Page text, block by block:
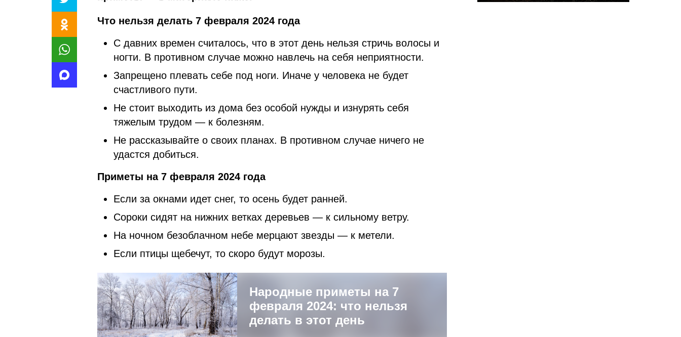
Что нельзя делать 7 февраля 2024 года
С давних времен считалось, что в этот день нельзя стричь волосы и
ногти. В противном случае можно навлечь на себя неприятности.
Запрещено плевать себе под ноги. Иначе у человека не будет
счастливого пути.
Не стоит выходить из дома без особой нужды и изнурять себя
тяжелым трудом — к болезням.
Не рассказывайте о своих планах. В противном случае ничего не
удастся добиться.
Приметы на 7 февраля 2024 года
Если за окнами идет снег, то осень будет ранней.
Сороки сидят на нижних ветках деревьев — к сильному ветру.
На ночном безоблачном небе мерцают звезды — к метели.
Если птицы щебечут, то скоро будут морозы.
Народные приметы на 7
февраля 2024: что нельзя
делать в этот день